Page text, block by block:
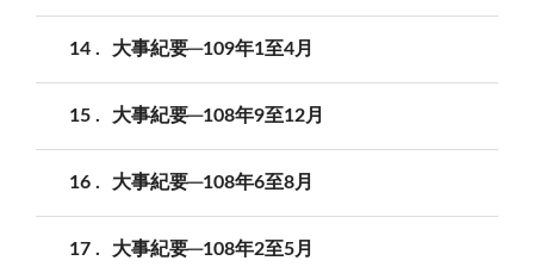
14 大事紀要─109年1至4月
15 大事紀要─108年9至12月
16 大事紀要─108年6至8月
17 大事紀要─108年2至5月